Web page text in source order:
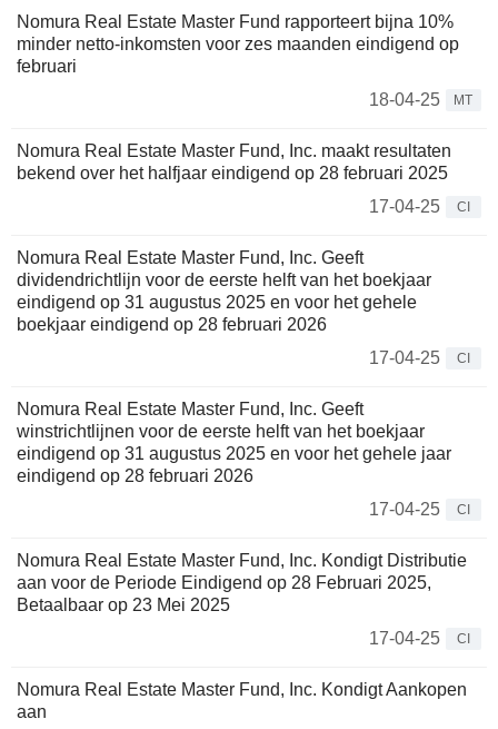
Nomura Real Estate Master Fund rapporteert bijna 10%
minder netto-inkomsten voor zes maanden eindigend op
februari
18-04-25
MT
Nomura Real Estate Master Fund, Inc. maakt resultaten
bekend over het halfjaar eindigend op 28 februari 2025
17-04-25
CI
Nomura Real Estate Master Fund, Inc. Geeft
dividendrichtlijn voor de eerste helft van het boekjaar
eindigend op 31 augustus 2025 en voor het gehele
boekjaar eindigend op 28 februari 2026
17-04-25
CI
Nomura Real Estate Master Fund, Inc. Geeft
winstrichtlijnen voor de eerste helft van het boekjaar
eindigend op 31 augustus 2025 en voor het gehele jaar
eindigend op 28 februari 2026
17-04-25
CI
Nomura Real Estate Master Fund, Inc. Kondigt Distributie
aan voor de Periode Eindigend op 28 Februari 2025,
Betaalbaar op 23 Mei 2025
17-04-25
CI
Nomura Real Estate Master Fund, Inc. Kondigt Aankopen
aan